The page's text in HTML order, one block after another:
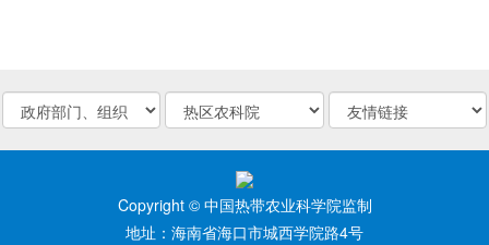
Copyright © 中国热带农业科学院监制
地址：海南省海口市城西学院路4号